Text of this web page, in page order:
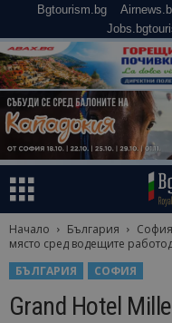
Bgtourism.bg
Начало България София
място сред водещите
БЪЛГАРИЯ
СОФИЯ
Grand Hotel